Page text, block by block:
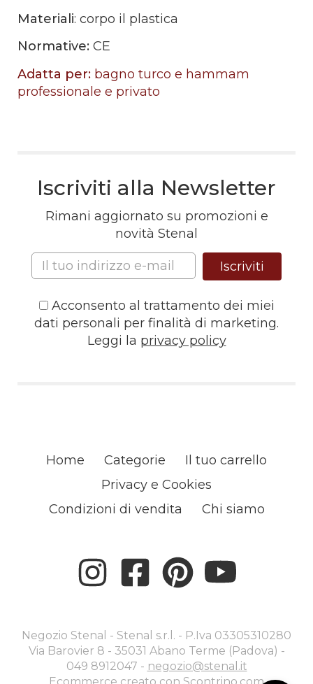
Materiali: corpo il plastica
Normative: CE
Adatta per: bagno turco e hammam
professionale e privato
Iscriviti alla Newsletter
Rimani aggiornato su promozioni e
novità Stenal
Iscriviti
Acconsento al trattamento dei miei
dati personali per finalità di marketing.
Leggi la privacy policy
Home Categorie
Il tuo carrello
Privacy e Cookies
Condizioni di vendita
Chi siamo
Negozio Stenal - Stenal s.r.l. - P.Iva 03305310280
Via Barovier 8 - 35031 Abano Terme (Padova) -
049 8912047 - negozio@stenal.it